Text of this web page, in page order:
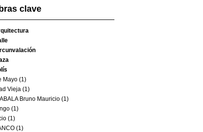
clave
Mayo (1)
Vieja (1)
Bruno Mauricio (1)
(1)
(1)
(1)